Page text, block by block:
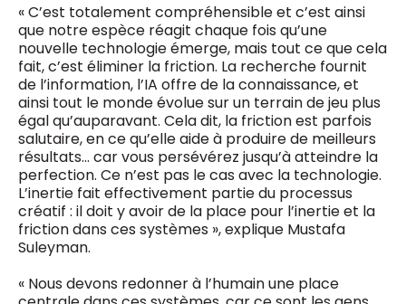
« C’est totalement compréhensible et c’est ainsi
que notre espèce réagit chaque fois qu’une
nouvelle technologie émerge, mais tout ce que cela
fait, c’est éliminer la friction. La recherche fournit
de l’information, l’IA offre de la connaissance, et
ainsi tout le monde évolue sur un terrain de jeu plus
égal qu’auparavant. Cela dit, la friction est parfois
salutaire, en ce qu’elle aide à produire de meilleurs
résultats… car vous persévérez jusqu’à atteindre la
perfection. Ce n’est pas le cas avec la technologie.
L’inertie fait effectivement partie du processus
créatif : il doit y avoir de la place pour l’inertie et la
friction dans ces systèmes », explique Mustafa
Suleyman.
« Nous devons redonner à l’humain une place